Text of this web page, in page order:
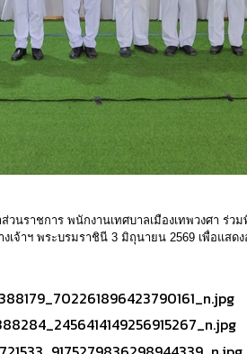
ราชการ พนักงานเทศบาลเมืองเทพวงศา ร่
เจ้าฯ พระบรมราชินี 3 มิถุนายน 2569 เพื่อ